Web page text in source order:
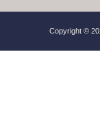
Copyright ©